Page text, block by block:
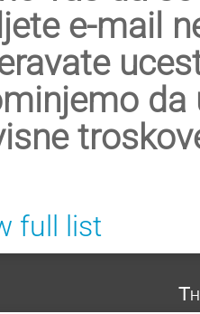
e-mail
da
full list